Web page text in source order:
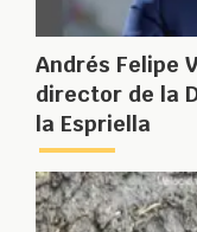
Andrés Felipe
director de la
la Espriella